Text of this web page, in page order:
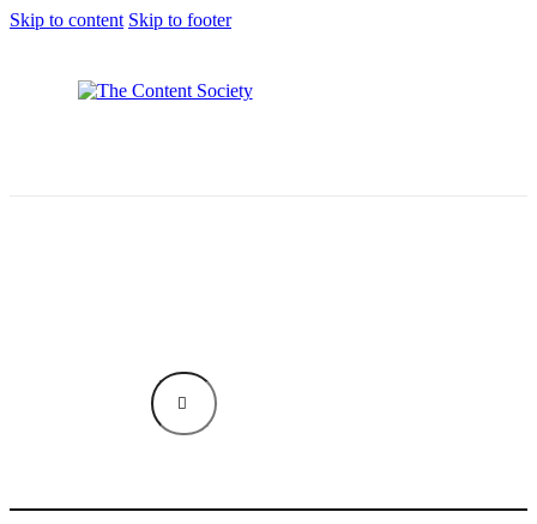
Skip to content Skip to footer